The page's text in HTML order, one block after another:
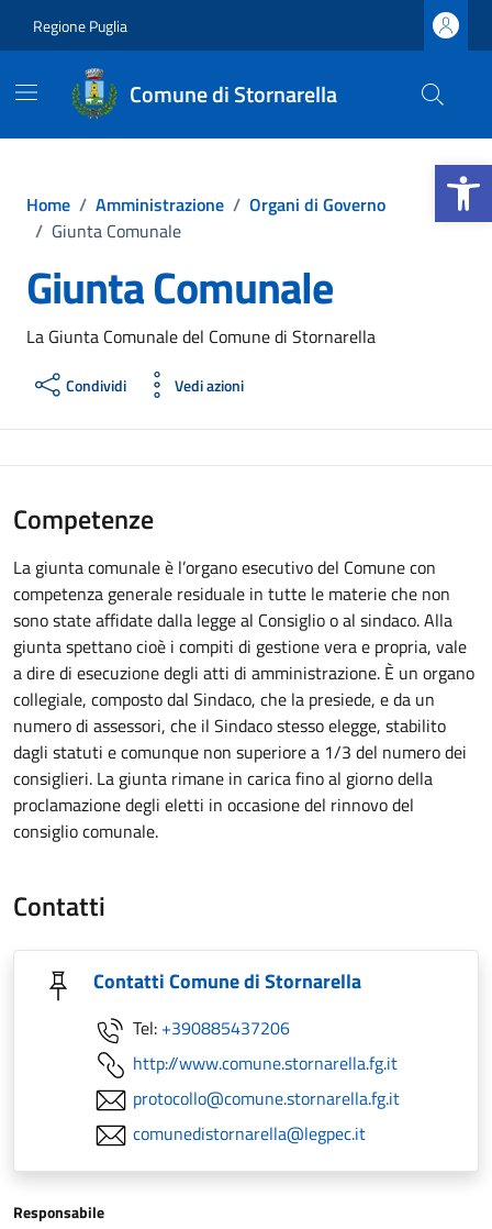
Regione Puglia
Comune di Stornarella
Home / Amministrazione / Organi di Governo
/ Giunta Comunale
Giunta Comunale
La Giunta Comunale del Comune di Stornarella
Condividi Vedi azioni
Competenze
La giunta comunale è l’organo esecutivo del Comune con
competenza generale residuale in tutte le materie che non
sono state affidate dalla legge al Consiglio o al sindaco. Alla
giunta spettano cioè i compiti di gestione vera e propria, vale
a dire di esecuzione degli atti di amministrazione. È un organo
collegiale, composto dal Sindaco, che la presiede, e da un
numero di assessori, che il Sindaco stesso elegge, stabilito
dagli statuti e comunque non superiore a 1/3 del numero dei
consiglieri. La giunta rimane in carica fino al giorno della
proclamazione degli eletti in occasione del rinnovo del
consiglio comunale.
Contatti
Contatti Comune di Stornarella
Tel: +390885437206
http://www.comune.stornarella.fg.it
protocollo@comune.stornarella.fg.it
comunedistornarella@legpec.it
Responsabile
Apri la